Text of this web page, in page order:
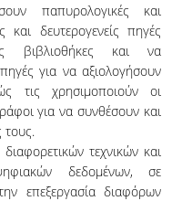
παπυρολογικές και
και δευτερογενείς πηγές
βιβλιοθήκες και να
για να αξιολογήσουν
τις χρησιμοποιούν οι
για να συνθέσουν και
τους.
τεχνικών και
δεδομένων, σε
επεξεργασία διαφόρων